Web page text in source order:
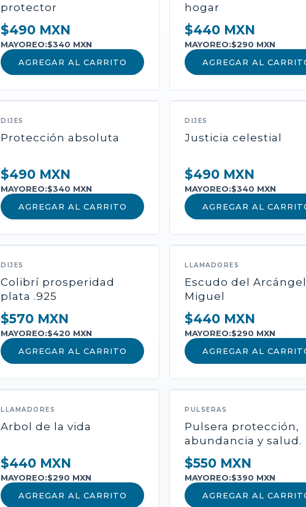
protector
$490 MXN
MAYOREO:$340 MXN
AGREGAR AL CARRITO
hogar
$440 MXN
MAYOREO:$290 MXN
AGREGAR AL
DIJES
Protección absoluta
$490 MXN
MAYOREO:$340 MXN
AGREGAR AL CARRITO
DIJES
Justicia celestial
$490 MXN
MAYOREO:$340 MXN
AGREGAR AL
DIJES
Colibrí prosperidad
plata .925
$570 MXN
MAYOREO:$420 MXN
AGREGAR AL CARRITO
LLAMADORES
Escudo del Arcángel
Miguel
$440 MXN
MAYOREO:$290 MXN
AGREGAR AL
LLAMADORES
Arbol de la vida
$440 MXN
MAYOREO:$290 MXN
AGREGAR AL CARRITO
PULSERAS
Pulsera protección,
abundancia y salud.
$550 MXN
MAYOREO:$390 MXN
AGREGAR AL
Descripción amplia...
Incluye cofre de los
activación.
$0 MXN
MAYOREO:$0 MXN
-
Pago seguro con Mercado